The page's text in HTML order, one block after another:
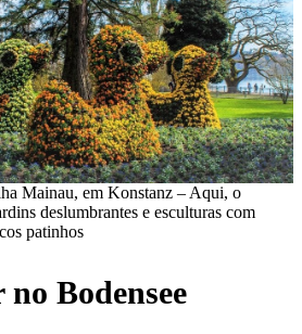
Mainau, em Konstanz – Aqui, o
deslumbrantes e esculturas com
patinhos
Bodensee